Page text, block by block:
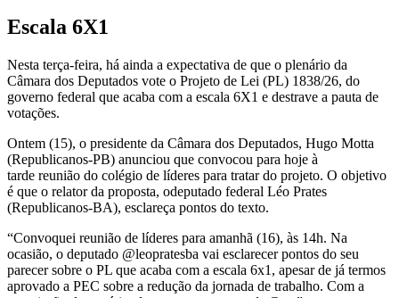
Escala 6X1
Nesta terça-feira, há ainda a expectativa de que o plenário da
Câmara dos Deputados vote o Projeto de Lei (PL) 1838/26, do
governo federal que acaba com a escala 6X1 e destrave a pauta de
votações.
Ontem (15), o presidente da Câmara dos Deputados, Hugo Motta
(Republicanos-PB) anunciou que convocou para hoje à
tarde reunião do colégio de líderes para tratar do projeto. O objetivo
é que o relator da proposta, odeputado federal Léo Prates
(Republicanos-BA), esclareça pontos do texto.
“Convoquei reunião de líderes para amanhã (16), às 14h. Na
ocasião, o deputado @leopratesba vai esclarecer pontos do seu
parecer sobre o PL que acaba com a escala 6x1, apesar de já termos
aprovado a PEC sobre a redução da jornada de trabalho. Com a